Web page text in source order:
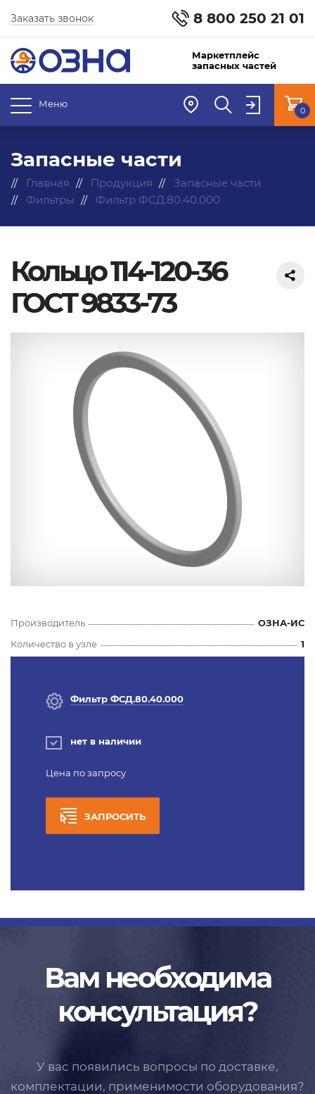
8 800 250 21 01
Заказать звонок
Маркетплейс
запасных частей
Меню
0
Запасные части
Главная Продукция
Запасные части
Фильтры
Фильтр ФСД.80.40.000
Кольцо 114-120-36
ГОСТ 9833-73
Производитель
ОЗНА-ИС
Количество в узле
1
Фильтр ФСД.80.40.000
нет в наличии
Цена по запросу
ЗАПРОСИТЬ
Вам необходима
консультация?
У вас появились вопросы по доставке,
комплектации, применимости оборудования?